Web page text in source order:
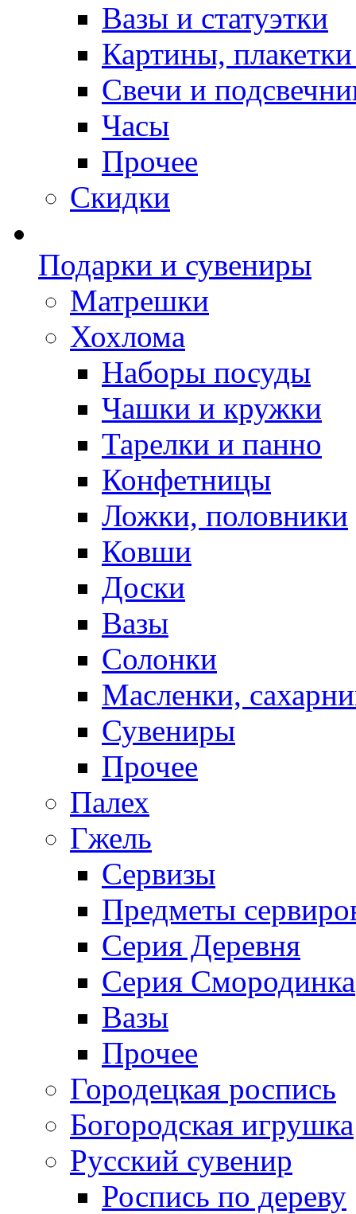
Вазы и статуэтки
Картины,
Свечи и
Часы
Прочее
Скидки
Подарки и сувениры
Матрешки
Хохлома
Наборы посуды
Чашки и кружки
Тарелки и панно
Конфетницы
Ложки, половники
Ковши
Доски
Вазы
Солонки
Масленки,
Сувениры
Прочее
Палех
Гжель
Сервизы
Предметы
Серия Деревня
Серия Смородинка
Вазы
Прочее
Городецкая роспись
Богородская игрушка
Русский сувенир
Роспись по дереву